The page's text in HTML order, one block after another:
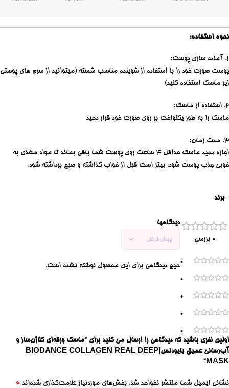
نحوه استفاده:
1. آماده‌ سازی پوست:
پوست صورت خود را با استفاده از شوینده مناسب شسته (میتوانید از سرم های پوستی
زیر ماسک استفاده کنید)
2. استفاده از ماسک:
ماسک را به‌ طور یکنواخت بر روی صورت خود قرار دهید
3. مدت زمان:
اجازه دهید ماسک حداقل ۴ ساعت روی پوست شما باقی بماند تا مواد مغذی به‌
خوبی جذب پوست شود. بهتر است قبل از خواب گذاشته و صبح برداشته شود.
برند
0 بررسی
0
0
0
0
0
دیدگاهها
هیچ دیدگاهی برای این محصول نوشته نشده است.
اولین نفری باشید که دیدگاهی را ارسال می کنید برای “ماسک ورقه‌ای کلاژن‌ساز و
آب‌رسانی عمیق بایودنس|BIODANCE COLLAGEN REAL DEEP
MASK”
نشانی ایمیل شما منتشر نخواهد شد. بخش‌های موردنیاز علامت‌گذاری شده‌اند *